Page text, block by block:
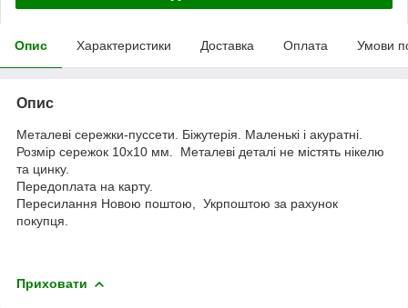
Опис Характеристики Доставка Оплата Умови
Опис
Металеві сережки-пуссети. Біжутерія. Маленькі і акуратні.
Розмір сережок 10х10 мм. Металеві деталі не містять нікелю
та цинку.
Передоплата на карту.
Пересилання Новою поштою, Укрпоштою за рахунок
покупця.
Приховати